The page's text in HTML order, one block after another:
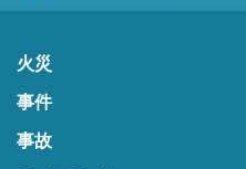
火災
事件
事故